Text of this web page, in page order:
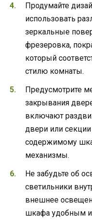
Продумайте
использовать
зеркальные
фрезеровка,
который
стилю комнаты.
Предусмотрите
закрывания
включают
двери или
содержимому
механизмы.
Не забудьте об
светильники
внешнее
шкафа удобным